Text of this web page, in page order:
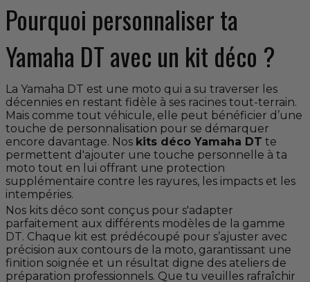
Pourquoi personnaliser ta
Yamaha DT avec un kit déco ?
La Yamaha DT est une moto qui a su traverser les
décennies en restant fidèle à ses racines tout-terrain.
Mais comme tout véhicule, elle peut bénéficier d’une
touche de personnalisation pour se démarquer
encore davantage. Nos kits déco Yamaha DT te
permettent d'ajouter une touche personnelle à ta
moto tout en lui offrant une protection
supplémentaire contre les rayures, les impacts et les
intempéries.
Nos kits déco sont conçus pour s'adapter
parfaitement aux différents modèles de la gamme
DT. Chaque kit est prédécoupé pour s’ajuster avec
précision aux contours de la moto, garantissant une
finition soignée et un résultat digne des ateliers de
préparation professionnels. Que tu veuilles rafraîchir